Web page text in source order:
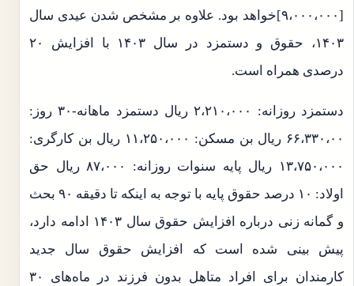
[۹،۰۰۰،۰۰۰]خواهد بود. علاوه بر مشخص شدن عیدی سال
۱۴۰۳، حقوق و دستمزد در سال ۱۴۰۳ با افزایش ۲۰
درصدی همراه است.
دستمزد روزانه: ۲،۲۱۰،۰۰۰ ریال دستمزد ماهانه-۳۰ روز:
۶۶،۳۳۰،۰۰ ریال بن مسکن: ۱۱،۲۵۰،۰۰۰ ریال بن کارگری:
۱۳،۷۵۰،۰۰۰ ریال پایه سنوات روزانه: ۸۷،۰۰۰ ریال حق
اولاد: ۱۰ درصد حقوق پایه با توجه به اینکه تا دقیقه ۹۰ بحث
و گمانه زنی درباره افزایش حقوق سال ۱۴۰۳ ادامه دارد،
پیش بینی شده است که افزایش حقوق سال جدید
کارمندان برای افراد متاهل بدون فرزند در ماه‌های ۳۰